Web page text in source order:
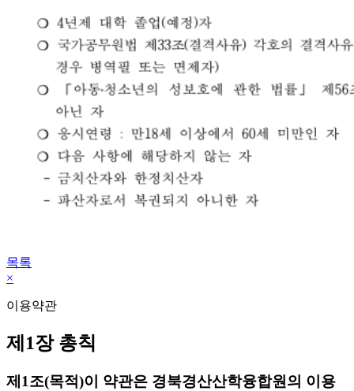
목록
×
이용약관
제1장 총칙
제1조(목적)이 약관은 경북경산산학융합원의 이용